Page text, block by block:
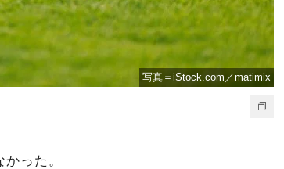
写真＝iStock.com／matimix
った。